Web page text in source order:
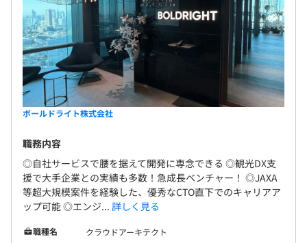
ボールドライト株式会社
職務内容
◎自社サービスで腰を据えて開発に専念できる ◎観光DX支
援で大手企業との実績も多数！急成長ベンチャー！ ◎JAXA
等超大規模案件を経験した、優秀なCTO直下でのキャリアア
ップ可能 ◎エンジ... 詳しく見る
職種名
クラウドアーキテクト